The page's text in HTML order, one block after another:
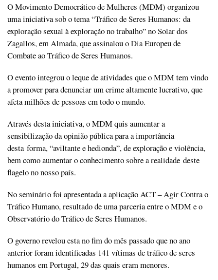
O Movimento Democrático de Mulheres (MDM) organizou
uma iniciativa sob o tema “Tráfico de Seres Humanos: da
exploração sexual à exploração no trabalho” no Solar dos
Zagallos, em Almada, que assinalou o Dia Europeu de
Combate ao Tráfico de Seres Humanos.
O evento integrou o leque de atividades que o MDM tem vindo
a promover para denunciar um crime altamente lucrativo, que
afeta milhões de pessoas em todo o mundo.
Através desta iniciativa, o MDM quis aumentar a
sensibilização da opinião pública para a importância
desta forma, “aviltante e hedionda”, de exploração e violência,
bem como aumentar o conhecimento sobre a realidade deste
flagelo no nosso país.
No seminário foi apresentada a aplicação ACT – Agir Contra o
Tráfico Humano, resultado de uma parceria entre o MDM e o
Observatório do Tráfico de Seres Humanos.
O governo revelou esta no fim do mês passado que no ano
anterior foram identificadas 141 vítimas de tráfico de seres
humanos em Portugal, 29 das quais eram menores.